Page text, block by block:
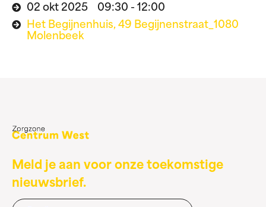
02 okt 2025 09:30 - 12:00
Het Begijnenhuis, 49 Begijnenstraat_1080
Molenbeek
Meld je aan voor onze toekomstige
nieuwsbrief.